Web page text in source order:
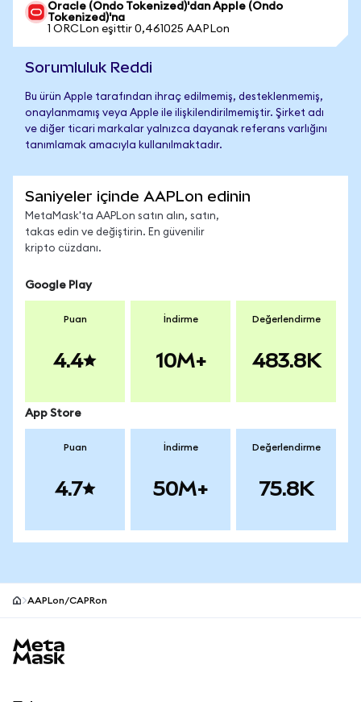
Oracle (Ondo Tokenized)'dan Apple (Ondo
Tokenized)'na
1 ORCLon eşittir 0,461025 AAPLon
Sorumluluk Reddi
Bu ürün Apple tarafından ihraç edilmemiş, desteklenmemiş,
onaylanmamış veya Apple ile ilişkilendirilmemiştir. Şirket adı
ve diğer ticari markalar yalnızca dayanak referans varlığını
tanımlamak amacıyla kullanılmaktadır.
Saniyeler içinde AAPLon edinin
MetaMask'ta AAPLon satın alın, satın,
takas edin ve değiştirin. En güvenilir
kripto cüzdanı.
Google Play
Puan
4.4
İndirme
10M+
Değerlendirme
483.8K
App Store
Puan
4.7
İndirme
50M+
Değerlendirme
75.8K
AAPLon/CAPRon